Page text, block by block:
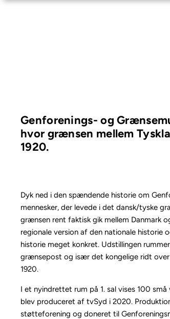
Genforenings- og
hvor grænsen mellem
1920.
Dyk ned i den spændende historie om
mennesker, der levede i det dansk/tyske
grænsen rent faktisk gik mellem Danmark
regionale version af den nationale historie
historie meget konkret. Udstillingen
grænsepost og især det kongelige ridt
1920.
I et nyindrettet rum på 1. sal vises 100
blev produceret af tvSyd i 2020.
støtteforening og doneret til